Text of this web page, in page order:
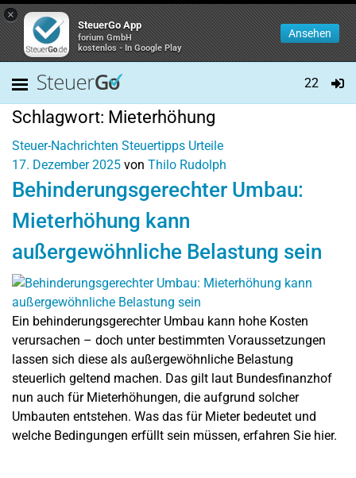
×
SteuerGo App
forium GmbH
kostenlos - In Google Play
Ansehen
22
Schlagwort: Mieterhöhung
Steuer-Nachrichten Steuertipps Urteile
17. Dezember 2025 von Thilo Rudolph
Behinderungsgerechter Umbau:
Mieterhöhung kann
außergewöhnliche Belastung sein
Ein behinderungsgerechter Umbau kann hohe Kosten
verursachen – doch unter bestimmten Voraussetzungen
lassen sich diese als außergewöhnliche Belastung
steuerlich geltend machen. Das gilt laut Bundesfinanzhof
nun auch für Mieterhöhungen, die aufgrund solcher
Umbauten entstehen. Was das für Mieter bedeutet und
welche Bedingungen erfüllt sein müssen, erfahren Sie hier.